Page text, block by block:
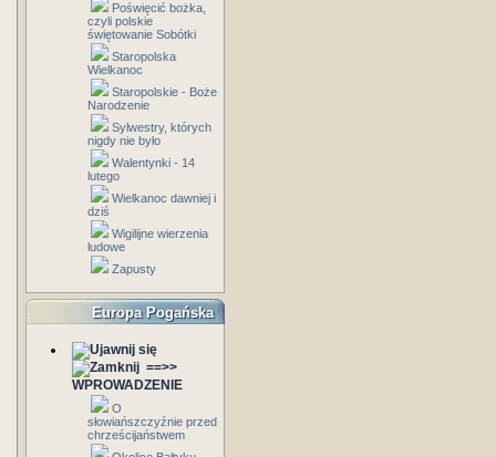
Poświęcić bożka,
czyli polskie
świętowanie Sobótki
Staropolska
Wielkanoc
Staropolskie - Boże
Narodzenie
Sylwestry, których
nigdy nie było
Walentynki - 14
lutego
Wielkanoc dawniej i
dziś
Wigilijne wierzenia
ludowe
Zapusty
Europa Pogańska
==>>
WPROWADZENIE
O
słowiańszczyźnie przed
chrześcijaństwem